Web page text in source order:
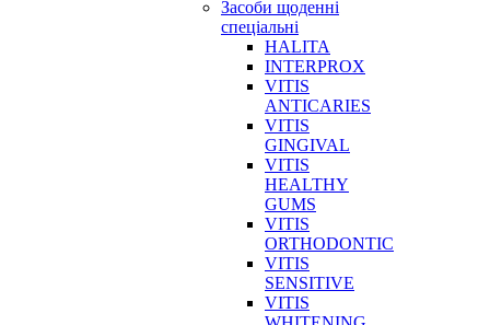
Засоби щоденні
спеціальні
HALITA
INTERPROX
VITIS
ANTICARIES
VITIS
GINGIVAL
VITIS
HEALTHY
GUMS
VITIS
ORTHODONTIC
VITIS
SENSITIVE
VITIS